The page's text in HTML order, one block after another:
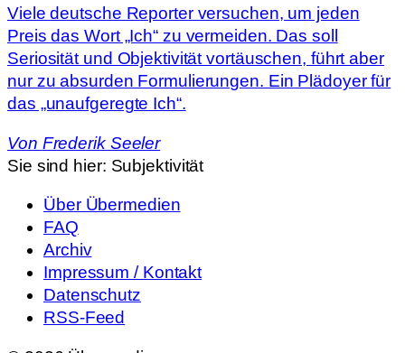
Viele deutsche Reporter versuchen, um jeden
Preis das Wort „Ich“ zu vermeiden. Das soll
Seriosität und Objektivität vortäuschen, führt aber
nur zu absurden Formulierungen. Ein Plädoyer für
das „unaufgeregte Ich“.
Von Frederik Seeler
Sie sind hier: Subjektivität
Über Übermedien
FAQ
Archiv
Impressum / Kontakt
Datenschutz
RSS-Feed